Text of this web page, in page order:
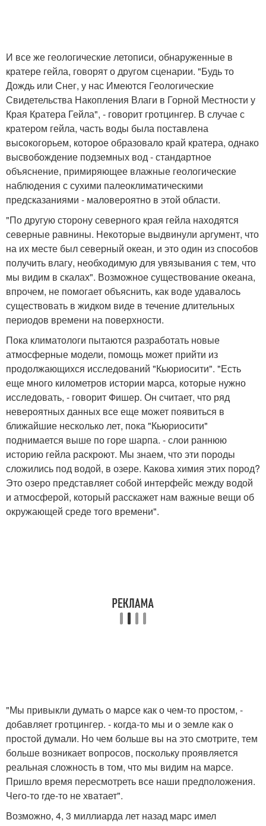
И все же геологические летописи, обнаруженные в
кратере гейла, говорят о другом сценарии. "Будь то
Дождь или Снег, у нас Имеются Геологические
Свидетельства Накопления Влаги в Горной Местности у
Края Кратера Гейла", - говорит гротцингер. В случае с
кратером гейла, часть воды была поставлена
высокогорьем, которое образовало край кратера, однако
высвобождение подземных вод - стандартное
объяснение, примиряющее влажные геологические
наблюдения с сухими палеоклиматическими
предсказаниями - маловероятно в этой области.
"По другую сторону северного края гейла находятся
северные равнины. Некоторые выдвинули аргумент, что
на их месте был северный океан, и это один из способов
получить влагу, необходимую для увязывания с тем, что
мы видим в скалах". Возможное существование океана,
впрочем, не помогает объяснить, как воде удавалось
существовать в жидком виде в течение длительных
периодов времени на поверхности.
Пока климатологи пытаются разработать новые
атмосферные модели, помощь может прийти из
продолжающихся исследований "Кьюриосити". "Есть
еще много километров истории марса, которые нужно
исследовать, - говорит Фишер. Он считает, что ряд
невероятных данных все еще может появиться в
ближайшие несколько лет, пока "Кьюриосити"
поднимается выше по горе шарпа. - слои раннюю
историю гейла раскроют. Мы знаем, что эти породы
сложились под водой, в озере. Какова химия этих пород?
Это озеро представляет собой интерфейс между водой
и атмосферой, который расскажет нам важные вещи об
окружающей среде того времени".
"Мы привыкли думать о марсе как о чем-то простом, -
добавляет гротцингер. - когда-то мы и о земле как о
простой думали. Но чем больше вы на это смотрите, тем
больше возникает вопросов, поскольку проявляется
реальная сложность в том, что мы видим на марсе.
Пришло время пересмотреть все наши предположения.
Чего-то где-то не хватает".
Возможно, 4, 3 миллиарда лет назад марс имел